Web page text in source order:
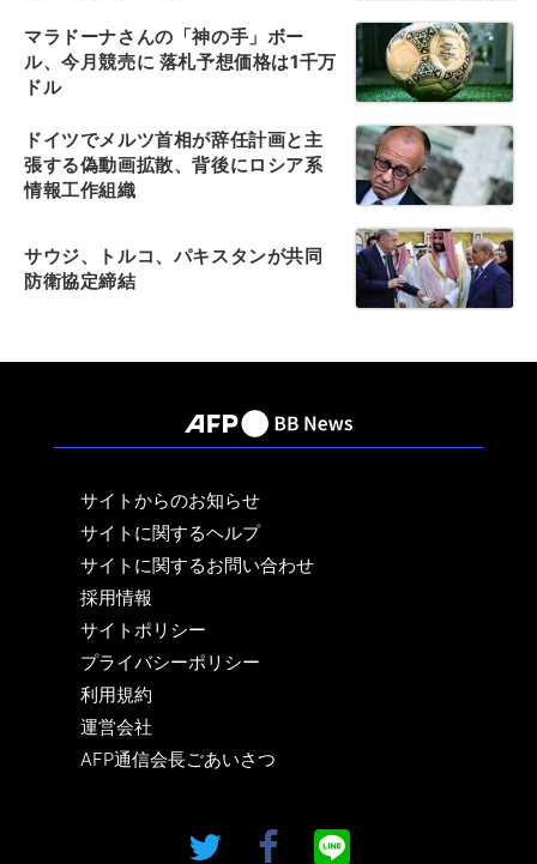
マラドーナさんの「神の手」ボー
ル、今月競売に 落札予想価格は1千万
ドル
ドイツでメルツ首相が辞任計画と主
張する偽動画拡散、背後にロシア系
情報工作組織
サウジ、トルコ、パキスタンが共同
防衛協定締結
サイトからのお知らせ
サイトに関するヘルプ
サイトに関するお問い合わせ
採用情報
サイトポリシー
プライバシーポリシー
利用規約
運営会社
AFP通信会長ごあいさつ